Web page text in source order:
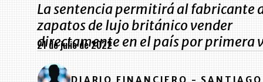
La sentencia permitirá al fabricante
zapatos de lujo británico vender
directamente en el país por primera
21 de julio de 2022